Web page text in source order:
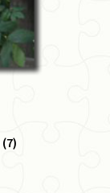
(7)